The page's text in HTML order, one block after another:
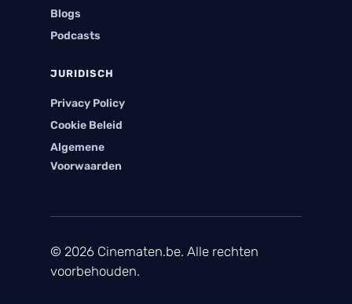
Blogs
Podcasts
JURIDISCH
Privacy Policy
Cookie Beleid
Algemene
Voorwaarden
© 2026 Cinematen.be. Alle rechten
voorbehouden.